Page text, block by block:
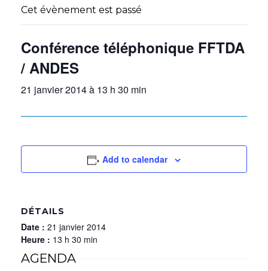
Cet évènement est passé
Conférence téléphonique FFTDA
/ ANDES
21 janvier 2014 à 13 h 30 min
Add to calendar
DÉTAILS
Date : 21 janvier 2014
Heure : 13 h 30 min
AGENDA